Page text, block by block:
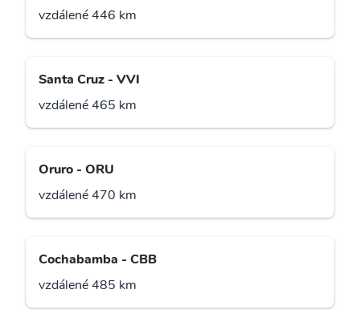
vzdálené 446 km
Santa Cruz - VVI
vzdálené 465 km
Oruro - ORU
vzdálené 470 km
Cochabamba - CBB
vzdálené 485 km